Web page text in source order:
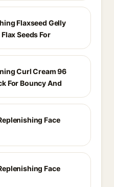
Flaxseed Gelly
Seeds For
Curl Cream 96
For Bouncy And
Face
Face